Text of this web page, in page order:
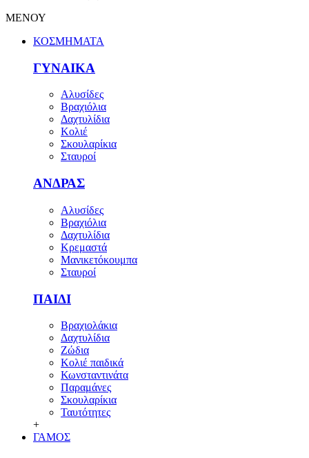
ΜΕΝΟΥ
ΚΟΣΜΗΜΑΤΑ
ΓΥΝΑΙΚΑ
Αλυσίδες
Βραχιόλια
Δαχτυλίδια
Κολιέ
Σκουλαρίκια
Σταυροί
ΑΝΔΡΑΣ
Αλυσίδες
Βραχιόλια
Δαχτυλίδια
Κρεμαστά
Μανικετόκουμπα
Σταυροί
ΠΑΙΔΙ
Βραχιολάκια
Δαχτυλίδια
Ζώδια
Κολιέ παιδικά
Κωνσταντινάτα
Παραμάνες
Σκουλαρίκια
Ταυτότητες
+
ΓΑΜΟΣ